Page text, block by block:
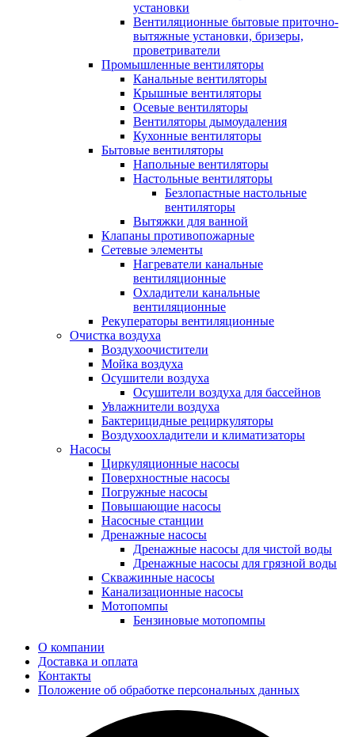
установки
Вентиляционные бытовые приточно-
вытяжные установки, бризеры,
проветриватели
Промышленные вентиляторы
Канальные вентиляторы
Крышные вентиляторы
Осевые вентиляторы
Вентиляторы дымоудаления
Кухонные вентиляторы
Бытовые вентиляторы
Напольные вентиляторы
Настольные вентиляторы
Безлопастные настольные
вентиляторы
Вытяжки для ванной
Клапаны противопожарные
Сетевые элементы
Нагреватели канальные
вентиляционные
Охладители канальные
вентиляционные
Рекуператоры вентиляционные
Очистка воздуха
Воздухоочистители
Мойка воздуха
Осушители воздуха
Осушители воздуха для бассейнов
Увлажнители воздуха
Бактерицидные рециркуляторы
Воздухоохладители и климатизаторы
Насосы
Циркуляционные насосы
Поверхностные насосы
Погружные насосы
Повышающие насосы
Насосные станции
Дренажные насосы
Дренажные насосы для чистой воды
Дренажные насосы для грязной воды
Скважинные насосы
Канализационные насосы
Мотопомпы
Бензиновые мотопомпы
О компании
Доставка и оплата
Контакты
Положение об обработке персональных данных